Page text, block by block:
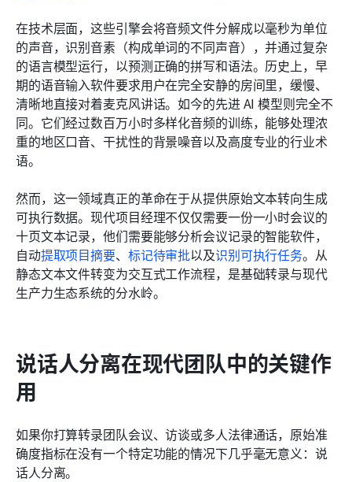
在技术层面，这些引擎会将音频文件分解成以毫秒为单位
的声音，识别音素（构成单词的不同声音），并通过复杂
的语言模型运行，以预测正确的拼写和语法。历史上，早
期的语音输入软件要求用户在完全安静的房间里，缓慢、
清晰地直接对着麦克风讲话。如今的先进 AI 模型则完全不
同。它们经过数百万小时多样化音频的训练，能够处理浓
重的地区口音、干扰性的背景噪音以及高度专业的行业术
语。
然而，这一领域真正的革命在于从提供原始文本转向生成
可执行数据。现代项目经理不仅仅需要一份一小时会议的
十页文本记录，他们需要能够分析会议记录的智能软件，
自动提取项目摘要、 标记待审批以及识别可执行任务。从
静态文本文件转变为交互式工作流程，是基础转录与现代
生产力生态系统的分水岭。
说话人分离在现代团队中的关键作
用
如果你打算转录团队会议、访谈或多人法律通话，原始准
确度指标在没有一个特定功能的情况下几乎毫无意义：说
话人分离。